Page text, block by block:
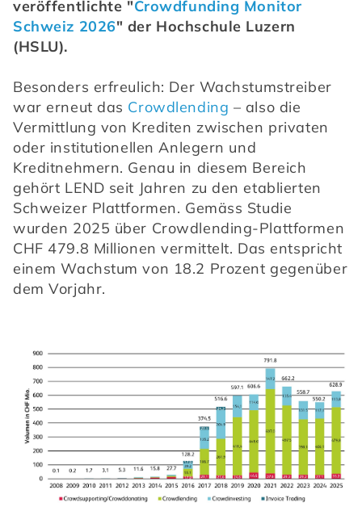
veröffentlichte "Crowdfunding Monitor
Schweiz 2026" der Hochschule Luzern
(HSLU).
Besonders erfreulich: Der Wachstumstreiber
war erneut das Crowdlending – also die
Vermittlung von Krediten zwischen privaten
oder institutionellen Anlegern und
Kreditnehmern. Genau in diesem Bereich
gehört LEND seit Jahren zu den etablierten
Schweizer Plattformen. Gemäss Studie
wurden 2025 über Crowdlending-Plattformen
CHF 479.8 Millionen vermittelt. Das entspricht
einem Wachstum von 18.2 Prozent gegenüber
dem Vorjahr.